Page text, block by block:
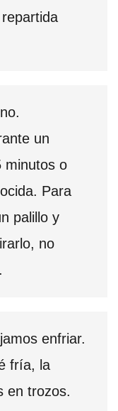
un
minutos o
Para
palillo y
no
enfriar.
fría, la
en trozos.